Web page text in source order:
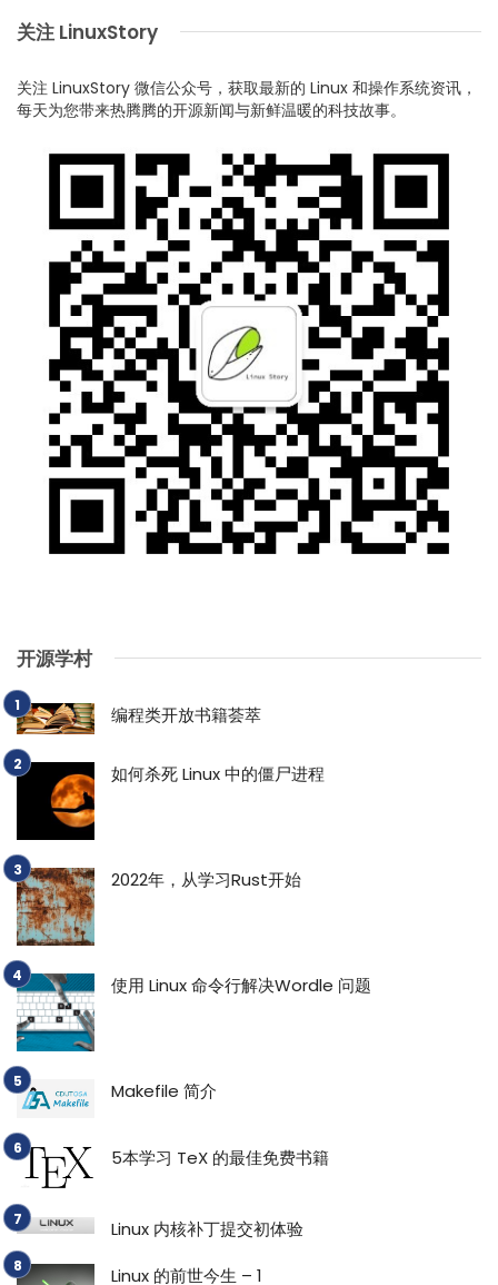
关注 LinuxStory
关注 LinuxStory 微信公众号，获取最新的 Linux 和操作系统资讯，
每天为您带来热腾腾的开源新闻与新鲜温暖的科技故事。
开源学村
编程类开放书籍荟萃
如何杀死 Linux 中的僵尸进程
2022年，从学习Rust开始
使用 Linux 命令行解决Wordle 问题
Makefile 简介
5本学习 TeX 的最佳免费书籍
Linux 内核补丁提交初体验
Linux 的前世今生 – 1